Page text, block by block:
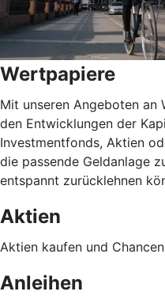
Wertpapiere
Mit unseren Angeboten an
den Entwicklungen der
Investmentfonds, Aktien
die passende Geldanlage
entspannt zurücklehnen
Aktien
Aktien kaufen und
Anleihen